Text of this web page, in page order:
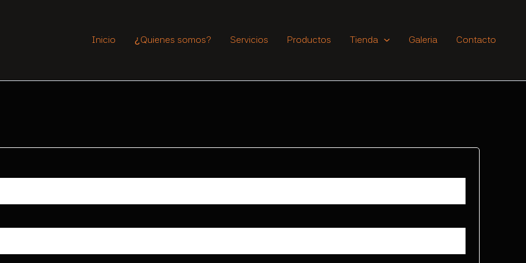
Inicio ¿Quienes somos? Servicios Productos Tienda Galeria Contacto